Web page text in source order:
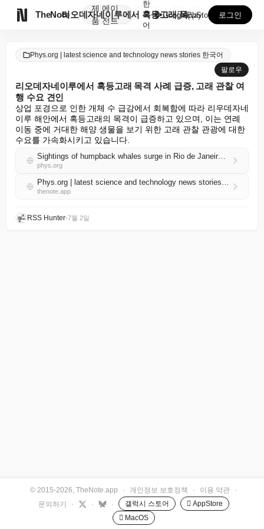
TheNote
제
품
에이
전트
리오데자네이루에서 혹등고래 목격 사례 급증, 고래 관찰...
한
국
어
GooglePlay
AppStore 로그인
Phys.org | latest science and technology news stories 한국어
팔로우
리오데자네이루에서 혹등고래 목격 사례 급증, 고래 관찰 여
행 수요 견인
상업 포경으로 인한 개체 수 급감에서 회복함에 따라 리우데자네
이루 해안에서 혹등고래의 목격이 급증하고 있으며, 이는 연례
이동 중에 거대한 해양 생물을 보기 위한 고래 관찰 관광에 대한
수요를 가속화시키고 있습니다.
Sightings of humpback whales surge in Rio de Janeiro, fueling demand for whale-watching trips
phys.org
Phys.org | latest science and technology news stories 한국어 RSS
thenote.app
RSS Hunter•7월 2일
© 2015-2026, TheNote.app · 개인정보 보호정책 · 이용 약관
·
문의하기
· · · 갤럭시 스토어
 AppStore
 MacOS